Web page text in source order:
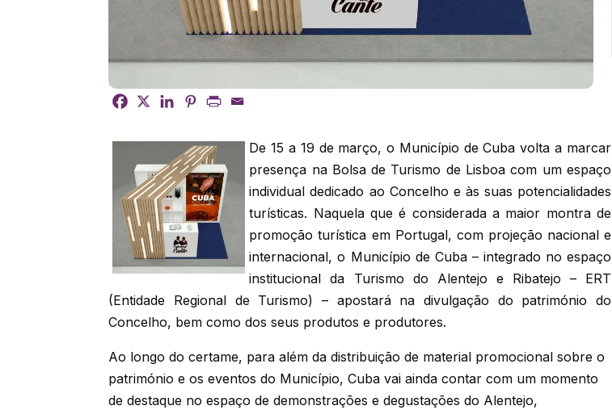
De 15 a 19 de março, o Município de Cuba volta a marcar
presença na Bolsa de Turismo de Lisboa com um espaço
individual dedicado ao Concelho e às suas potencialidades
turísticas. Naquela que é considerada a maior montra de
promoção turística em Portugal, com projeção nacional e
internacional, o Município de Cuba – integrado no espaço
institucional da Turismo do Alentejo e Ribatejo – ERT
(Entidade Regional de Turismo) – apostará na divulgação do património do
Concelho, bem como dos seus produtos e produtores.
Ao longo do certame, para além da distribuição de material promocional sobre o
património e os eventos do Município, Cuba vai ainda contar com um momento
de destaque no espaço de demonstrações e degustações do Alentejo,